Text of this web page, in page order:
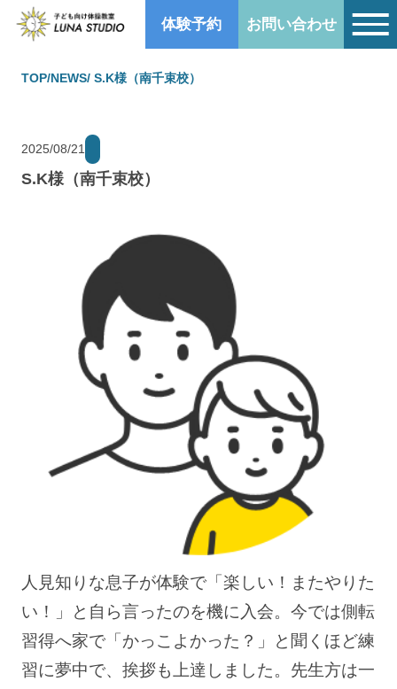
体験予約 お問い合わせ
TOP/NEWS/ S.K様（南千束校）
2025/08/21
S.K様（南千束校）
人見知りな息子が体験で「楽しい！またやりた
い！」と自ら言ったのを機に入会。今では側転
習得へ家で「かっこよかった？」と聞くほど練
習に夢中で、挨拶も上達しました。先生方は一